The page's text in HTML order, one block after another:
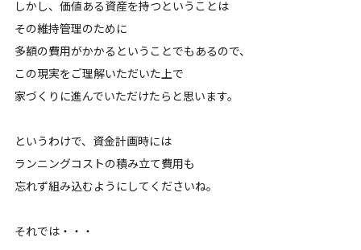
しかし、価値ある資産を持つということは
その維持管理のために
多額の費用がかかるということでもあるので、
この現実をご理解いただいた上で
家づくりに進んでいただけたらと思います。
というわけで、資金計画時には
ランニングコストの積み立て費用も
忘れず組み込むようにしてくださいね。
それでは・・・